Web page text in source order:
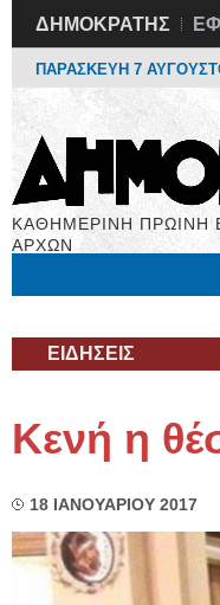
ΔΗΜΟΚΡΑΤΗΣ
ΠΑΡΑΣΚΕΥΗ 7
ΚΑΘΗΜΕΡΙΝΗ ΠΡΩΙΝΗ
ΑΡΧΩΝ
ΕΙΔΗΣΕΙΣ
Κενή η
18 ΙΑΝΟΥΑΡΙΟΥ 2017